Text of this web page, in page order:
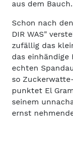
aus dem Bauch.
Schon nach
DIR WAS"
zufällig das
das einhändige
echten
so
punktet El
seinem
ernst